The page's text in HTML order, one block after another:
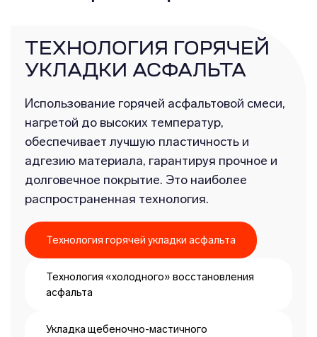
ТЕХНОЛОГИЯ ГОРЯЧЕЙ
УКЛАДКИ АСФАЛЬТА
Использование горячей асфальтовой смеси,
нагретой до высоких температур,
обеспечивает лучшую пластичность и
адгезию материала, гарантируя прочное и
долговечное покрытие. Это наиболее
распространенная технология.
Технология горячей укладки асфальта
Технология «холодного» восстановления
асфальта
Укладка щебеночно-мастичного